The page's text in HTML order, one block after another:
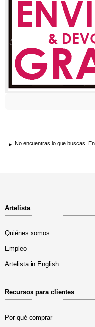
No encuentras lo que buscas.
Artelista
Quiénes somos
Empleo
Artelista in English
Recursos para clientes
Por qué comprar